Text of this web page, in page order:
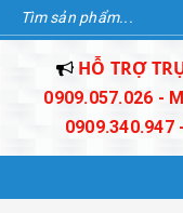
HỖ TRỢ
0909.057.026 -
0909.340.947